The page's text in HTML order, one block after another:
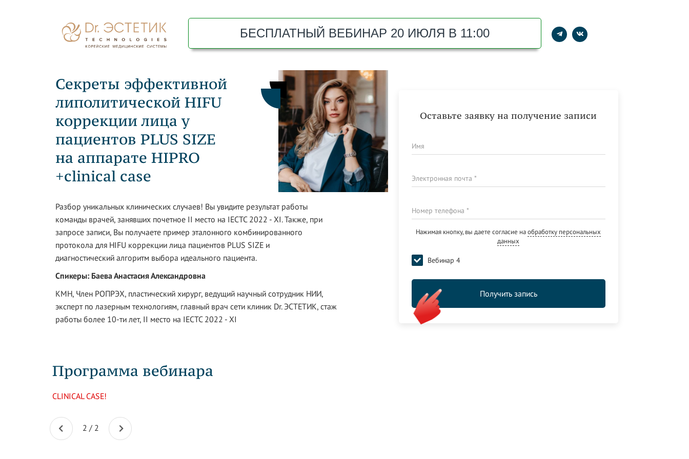
БЕСПЛАТНЫЙ ВЕБИНАР 20 ИЮЛЯ В 11:00
Секреты эффективной
липолитической HIFU
коррекции лица у
пациентов PLUS SIZE
на аппарате HIPRO
+clinical case
Разбор уникальных клинических случаев! Вы увидите результат работы
команды врачей, занявших почетное II место на IECTC 2022 - XI. Также, при
запросе записи, Вы получаете пример эталонного комбинированного
протокола для HIFU коррекции лица пациентов PLUS SIZE и
диагностический алгоритм выбора идеального пациента.
Спикеры: Баева Анастасия Александровна
КМН, Член РОПРЭХ, пластический хирург, ведущий научный сотрудник НИИ,
эксперт по лазерным технологиям, главный врач сети клиник Dr. ЭСТЕТИК, стаж
работы более 10-ти лет, II место на IECTC 2022 - XI
Оставьте заявку на получение записи
Имя
Электронная почта *
Номер телефона *
Нажимая кнопку, вы даете согласие наобработку персональных
данных
Вебинар 4
Получить запись
Программа вебинара
CLINICAL CASE!
2 / 2